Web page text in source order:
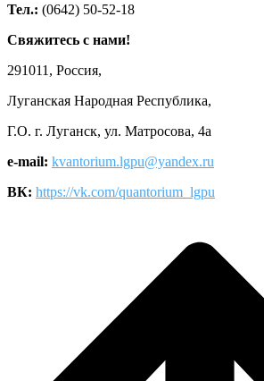
Тел.: (0642) 50-52-18
Свяжитесь с нами!
291011, Россия,
Луганская Народная Республика,
Г.О. г. Луганск, ул. Матросова, 4а
e-mail: kvantorium.lgpu@yandex.ru
ВК: https://vk.com/quantorium_lgpu